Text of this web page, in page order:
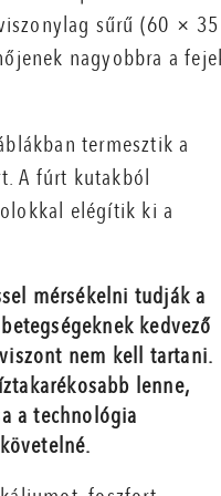
sűrű (60 × 35
nagyobbra a
ter­mesztik a
A fúrt kutakból
elégítik ki a
mérsékelni tudják a
kedvező
nem kell tartani.
lenne,
a technológia